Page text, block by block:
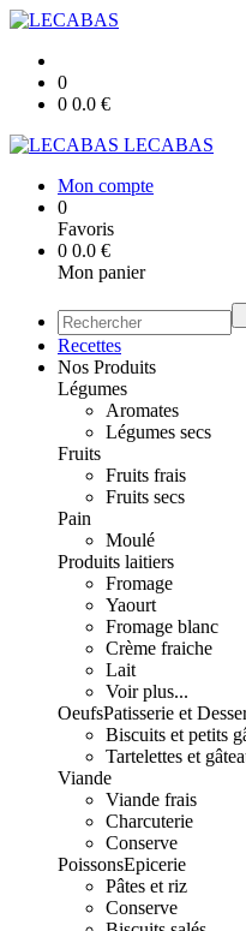
0
0 0.0 €
LECABAS
Mon compte
0
Favoris
0 0.0 €
Mon panier
Recettes
Nos Produits
Légumes
Aromates
Légumes secs
Fruits
Fruits frais
Fruits secs
Pain
Moulé
Produits laitiers
Fromage
Yaourt
Fromage blanc
Crème fraiche
Lait
Voir plus...
OeufsPatisserie et
Biscuits et petits
Tartelettes et
Viande
Viande frais
Charcuterie
Conserve
PoissonsEpicerie
Pâtes et riz
Conserve